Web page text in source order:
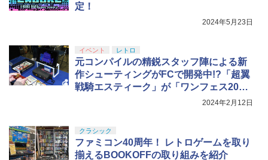
定！
2024年5月23日
イベント レトロ
元コンパイルの精鋭スタッフ陣による新
作シューティングがFCで開発中!?「超翼
戦騎エスティーク」が「ワンフェス2024
2024年2月12日
クラシック
ファミコン40周年！ レトロゲームを取り
揃えるBOOKOFFの取り組みを紹介